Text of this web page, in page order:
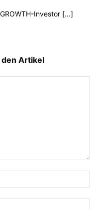
Investor […]
den Artikel